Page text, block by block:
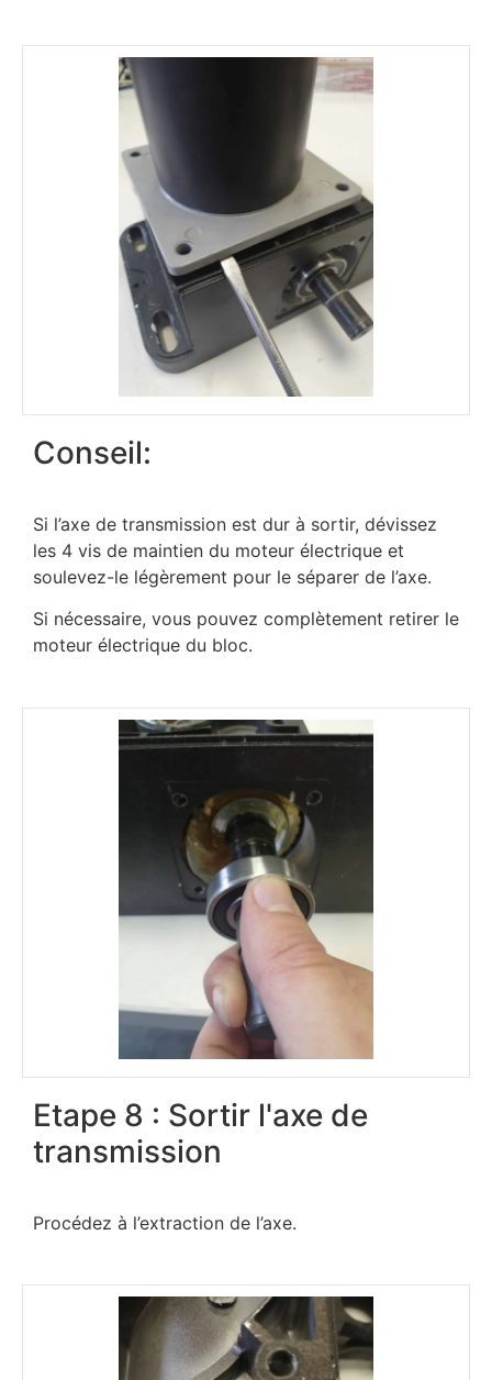
Conseil:
Si l’axe de transmission est dur à sortir, dévissez
les 4 vis de maintien du moteur électrique et
soulevez-le légèrement pour le séparer de l’axe.
Si nécessaire, vous pouvez complètement retirer le
moteur électrique du bloc.
Etape 8 : Sortir l'axe de
transmission
Procédez à l’extraction de l’axe.